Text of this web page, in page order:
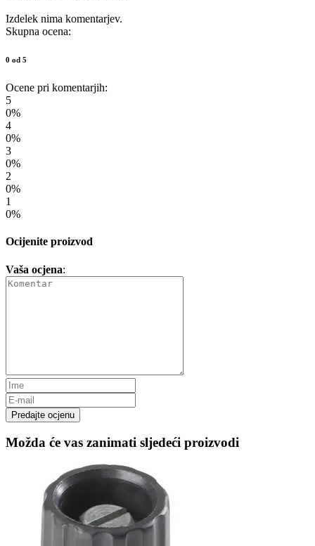
Izdelek nima komentarjev.
Skupna ocena:
0 od 5
Ocene pri komentarjih:
5
0%
4
0%
3
0%
2
0%
1
0%
Ocijenite proizvod
Vaša ocjena:
Predajte ocjenu
Možda će vas zanimati sljedeći proizvodi